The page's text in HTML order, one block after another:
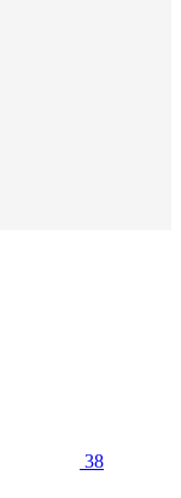
38